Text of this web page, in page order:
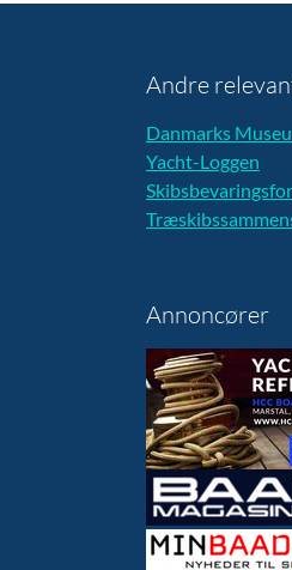
Andre
Danmarks
Yacht-Loggen
Annoncører